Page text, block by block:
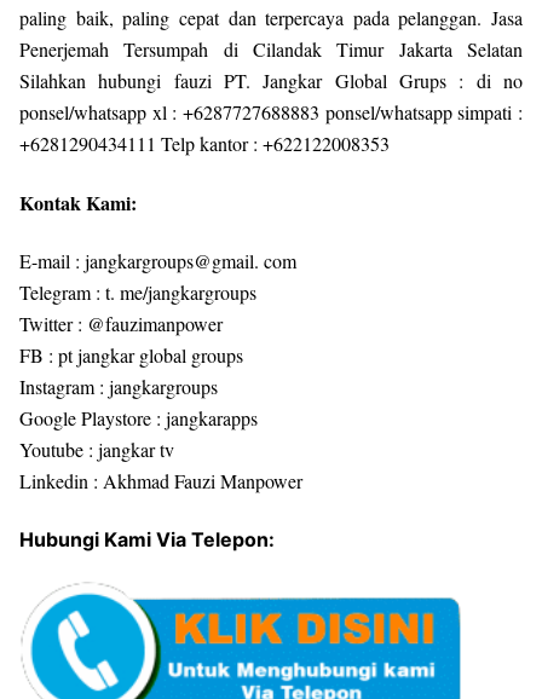
paling baik, paling cepat dan terpercaya pada pelanggan. Jasa
Penerjemah Tersumpah di Cilandak Timur Jakarta Selatan
Silahkan hubungi fauzi PT. Jangkar Global Grups : di no
ponsel/whatsapp xl : +6287727688883 ponsel/whatsapp simpati :
+6281290434111 Telp kantor : +622122008353
Kontak Kami:
E-mail : jangkargroups@gmail. com
Telegram : t. me/jangkargroups
Twitter : @fauzimanpower
FB : pt jangkar global groups
Instagram : jangkargroups
Google Playstore : jangkarapps
Youtube : jangkar tv
Linkedin : Akhmad Fauzi Manpower
Hubungi Kami Via Telepon: